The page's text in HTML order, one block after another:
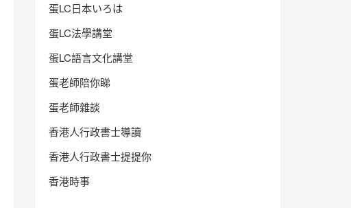
蛋LC日本いろは
蛋LC法學講堂
蛋LC語言文化講堂
蛋老師陪你睇
蛋老師雜談
香港人行政書士導讀
香港人行政書士提提你
香港時事